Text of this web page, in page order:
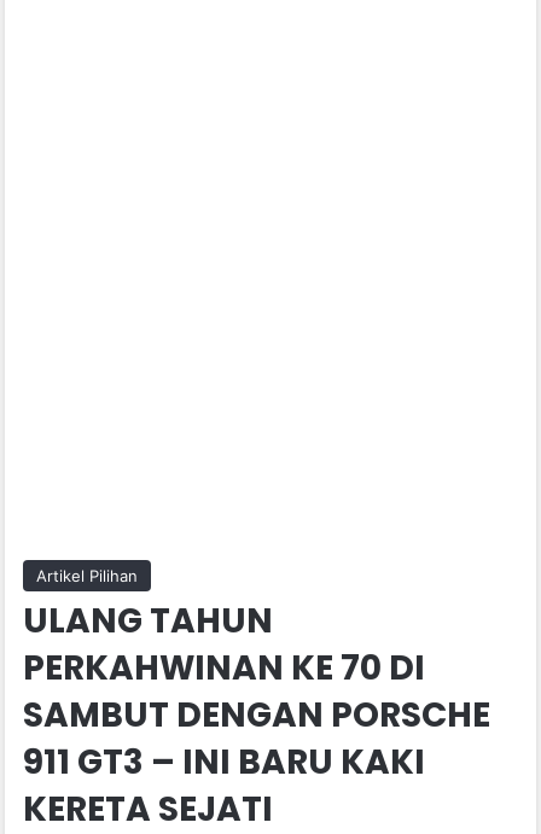
Artikel Pilihan
ULANG TAHUN
PERKAHWINAN KE 70 DI
SAMBUT DENGAN PORSCHE
911 GT3 – INI BARU KAKI
KERETA SEJATI